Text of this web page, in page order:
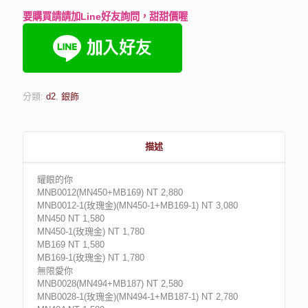
要購買請請加Line好友詢問，甜甜價喔
分類: d2 銀飾
描述
耀眼的你
MNB0012(MN450+MB169) NT 2,880
MNB0012-1(玫瑰金)(MN450-1+MB169-1) NT 3,080
MN450 NT 1,580
MN450-1(玫瑰金) NT 1,780
MB169 NT 1,580
MB169-1(玫瑰金) NT 1,780
無限愛你
MNB0028(MN494+MB187) NT 2,580
MNB0028-1(玫瑰金)(MN494-1+MB187-1) NT 2,780